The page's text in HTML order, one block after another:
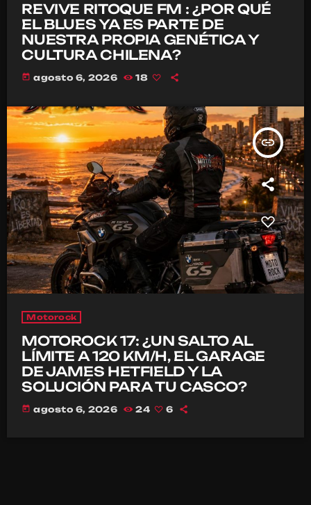
REVIVE RITOQUE FM : ¿POR QUÉ
EL BLUES YA ES PARTE DE
NUESTRA PROPIA GENÉTICA Y
CULTURA CHILENA?
today agosto 6, 2026 18
insert_link
Motorock
MOTOROCK 17: ¿UN SALTO AL
LÍMITE A 120 KM/H, EL GARAGE
DE JAMES HETFIELD Y LA
SOLUCIÓN PARA TU CASCO?
today agosto 6, 2026 24 6